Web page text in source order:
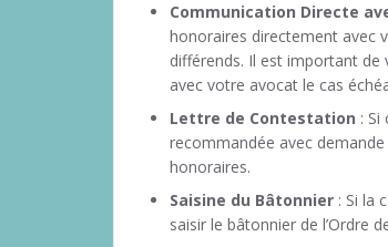
Communication Directe
honoraires directement avec
différends. Il est important de
avec votre avocat le cas
Lettre de Contestation :
recommandée avec
honoraires.
Saisine du Bâtonnier : Si la
saisir le bâtonnier de l’Ordre